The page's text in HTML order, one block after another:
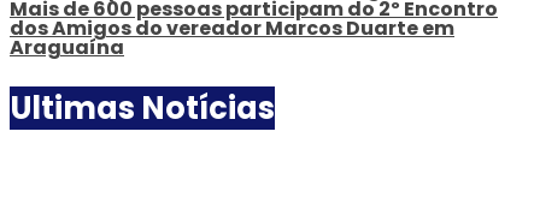
Mais de 600 pessoas participam do 2º Encontro
dos Amigos do vereador Marcos Duarte em
Araguaína
Ultimas Notícias